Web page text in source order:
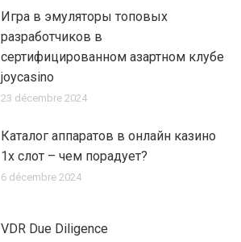
Игра в эмуляторы топовых
разработчиков в
сертифицированном азартном клубе
joycasino
23 décembre 2024
Каталог аппаратов в онлайн казино
1х слот – чем порадует?
6 décembre 2024
VDR Due Diligence